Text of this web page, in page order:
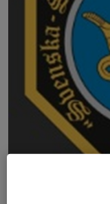
Medlemsansvarig: